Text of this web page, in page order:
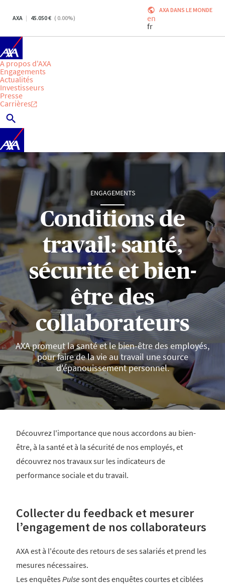
AXA 45.050 ( 0.00%)
AXA DANS LE MONDE
en
fr
A propos d'AXA
Engagements
Actualités
Investisseurs
Presse
Carrières
ENGAGEMENTS
Conditions de
travail: santé,
sécurité et bien-
être des
collaborateurs
AXA promeut la santé et le bien-être des employés,
pour faire de la vie au travail une source
d'épanouissement personnel.
Découvrez l'importance que nous accordons au bien-
être, à la santé et à la sécurité de nos employés, et
découvrez nos travaux sur les indicateurs de
performance sociale et du travail.
Collecter du feedback et mesurer
l’engagement de nos collaborateurs
AXA est à l'écoute des retours de ses salariés et prend les
mesures nécessaires.
Les enquêtesPulsesont des enquêtes courtes et ciblées